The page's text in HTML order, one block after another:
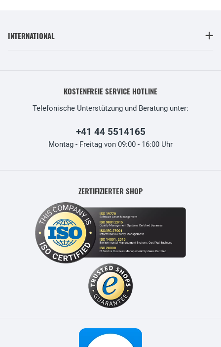
INTERNATIONAL
KOSTENFREIE SERVICE HOTLINE
Telefonische Unterstützung und Beratung unter:
+41 44 5514165
Montag - Freitag von 09:00 - 16:00 Uhr
ZERTIFIZIERTER SHOP